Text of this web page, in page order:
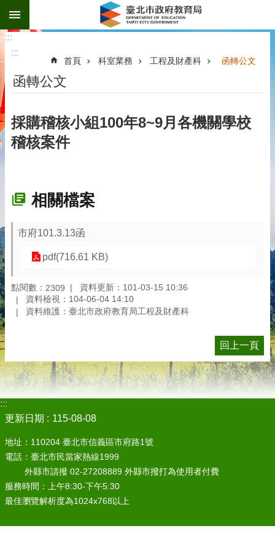
跳到主要內容區塊
:::
:::
首頁 科室業務 工程及財產科 函轉公文
函轉公文
採購稽核小組100年8~9月各機關學校
稽核案件
相關檔案
市府101.3.13函
pdf(716.61 KB)
點閱數： 2309
資料更新：101-03-15 10:36
資料檢視：104-06-04 14:10
資料維護：臺北市政府教育局工程及財產科
回上一頁
:::
更新日期
115-08-08
地址：110204 臺北市信義區市府路1號
電話：臺北市民當家熱線1999
外縣市請撥 02-27208889 外縣市撥打為使用者付費
服務時間：上午8:30-下午5:30
最佳瀏覽解析度為1024x768以上